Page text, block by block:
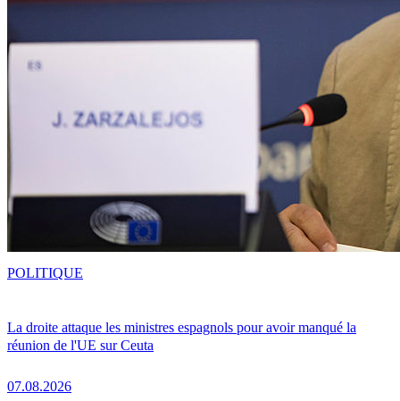
La droite attaque les ministres espagnols pour avoir manqué la
réunion de l'UE sur Ceuta
07.08.2026
POLITIQUE